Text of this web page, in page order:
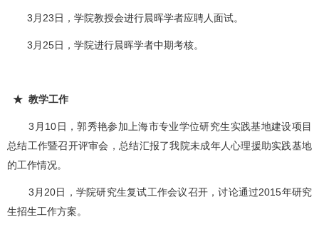
3月23日，学院教授会进行晨晖学者应聘人面试。
3月25日，学院进行晨晖学者中期考核。
★ 教学工作
3月10日，郭秀艳参加上海市专业学位研究生实践基地建设项目
总结工作暨召开评审会，总结汇报了我院未成年人心理援助实践基地
的工作情况。
3月20日，学院研究生复试工作会议召开，讨论通过2015年研究
生招生工作方案。